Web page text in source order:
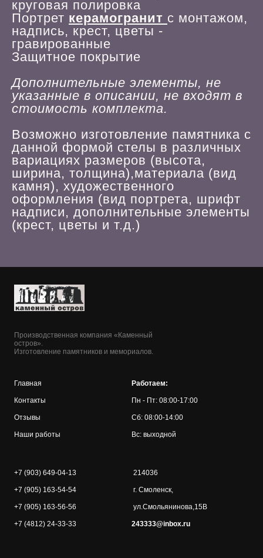
круговая полировка
Портрет керамогранит с монтажом,
надпись, крест, цветы -
гравированные
Защитное покрытие
Дополнительные элементы, не
указанные в описании, не входят в
стоимость комплекта.
Возможно изготовление памятника с
данной формой стелы в различных
вариациях размеров (высота,
ширина, толщина),материала (вид
камня), художественного
оформления (вид портрета, шрифт
надписи, дополнительные элементы
(крест, цветы и т.д.)
Производственная компания «Каменный
остров».
Изготовление памятников и мемориалов.
Главная
Контакты
Отзывы
Наши работы
Работаем:
Пн - Пт: 08:00-17:00
Сб: 08:00-14:00
Вс: выходной
+7 (903) 649-04-13
+7 (905) 163-54-54
+7 (905) 163-56-56
+7 (4812) 24-33-33
214036
г. Смоленск,
ул.Смольянинова,15В
243333@inbox.ru